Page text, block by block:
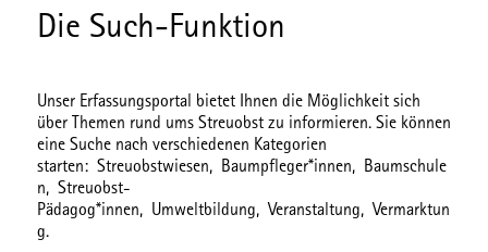
Die Such-Funktion
Unser Erfassungsportal bietet Ihnen die Möglichkeit sich
über Themen rund ums Streuobst zu informieren. Sie können
eine Suche nach verschiedenen Kategorien
starten: Streuobstwiesen, Baumpfleger*innen, Baumschule
n, Streuobst-
Pädagog*innen, Umweltbildung,Veranstaltung,Vermarktun
g.